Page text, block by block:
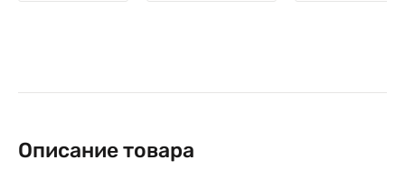
Описание товара